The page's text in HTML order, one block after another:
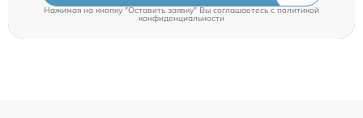
Нажимая на кнопку "Оставить заявку" Вы соглашаетесь cполитикой
конфиденциальности